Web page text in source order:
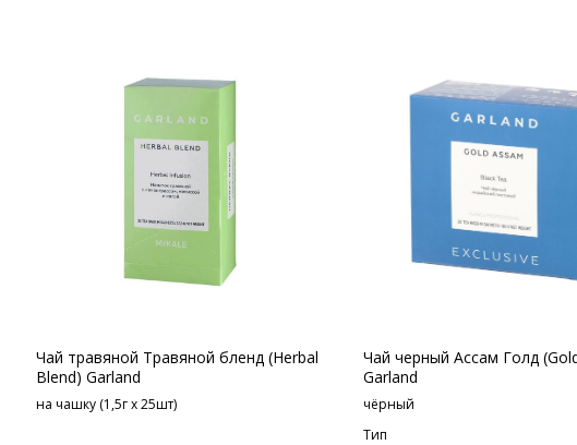
Чай травяной Травяной бленд (Herbal
Blend) Garland
на чашку (1,5г х 25шт)
Чай черный Ассам Голд
Garland
чёрный
Тип